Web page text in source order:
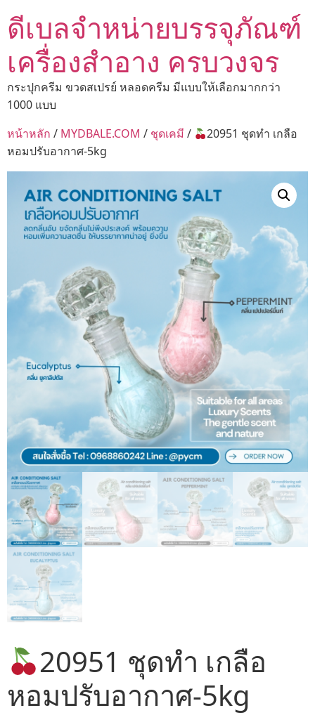
ดีเบลจำหน่ายบรรจุภัณฑ์
เครื่องสำอาง ครบวงจร
กระปุกครีม ขวดสเปรย์ หลอดครีม มีแบบให้เลือกมากกว่า
1000 แบบ
หน้าหลัก / MYDBALE.COM / ชุดเคมี /
20951 ชุดทำ เกลือ
หอมปรับอากาศ-5kg
20951 ชุดทำ เกลือ
หอมปรับอากาศ-5kg